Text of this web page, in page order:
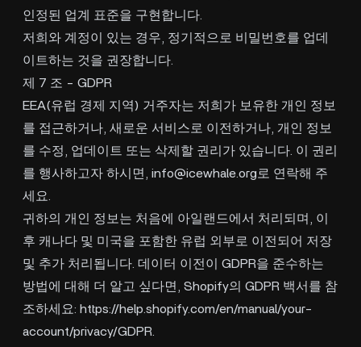
인정된 업계 표준을 구현합니다.
저희와 계정이 있는 경우, 정기적으로 비밀번호를 업데
이트하는 것을 권장합니다.
제 7 조 - GDPR
EEA(유럽 경제 지역) 거주자는 저희가 보유한 개인 정보
를 접근하거나, 새로운 서비스로 이전하거나, 개인 정보
를 수정, 업데이트 또는 삭제할 권리가 있습니다. 이 권리
를 행사하고자 하시면, info@icewhale.org 로 연락해 주
세요.
귀하의 개인 정보는 처음에 아일랜드에서 처리되며, 이
후 캐나다 및 미국을 포함한 유럽 외부로 이전되어 저장
및 추가 처리됩니다. 데이터 이전이 GDPR을 준수하는
방법에 대해 더 알고 싶다면, Shopify의 GDPR 백서를 참
조하세요: https://help.shopify.com/en/manual/your-
account/privacy/GDPR